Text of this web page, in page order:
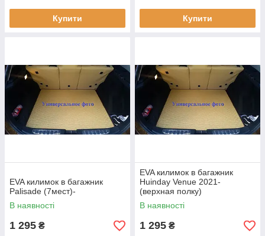
Купити Купити
EVA килимок в багажник
Palisade (7мест)-
В наявності
1 295 ₴
EVA килимок в багажник
Huinday Venue 2021-
(верхная полку)
В наявності
1 295 ₴